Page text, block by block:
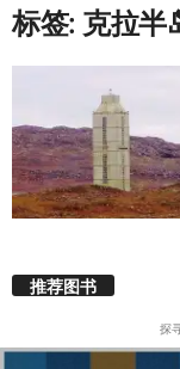
标签: 克拉半
推荐图书
探